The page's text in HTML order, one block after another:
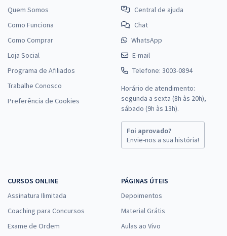
Quem Somos
Como Funciona
Como Comprar
Loja Social
Programa de Afiliados
Trabalhe Conosco
Preferência de Cookies
Central de ajuda
Chat
WhatsApp
E-mail
Telefone: 3003-0894
Horário de atendimento:
segunda a sexta (8h às 20h),
sábado (9h às 13h).
Foi aprovado?
Envie-nos a sua história!
CURSOS ONLINE
Assinatura Ilimitada
Coaching para Concursos
Exame de Ordem
PÁGINAS ÚTEIS
Depoimentos
Material Grátis
Aulas ao Vivo